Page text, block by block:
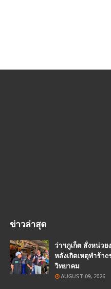
ข่าวล่าสุด
ว่าฯภูเก็ต สั่งหน่ว
หลังเกิดเหตุทำร้าe
วิทยาคม
AUGUST 09, 2026